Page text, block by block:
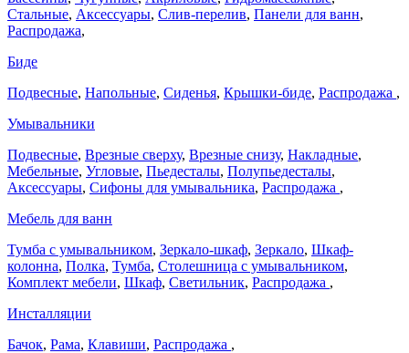
Стальные, Аксессуары, Слив-перелив, Панели для ванн,
Распродажа,
Биде
Подвесные, Напольные, Сиденья, Крышки-биде, Распродажа ,
Умывальники
Подвесные, Врезные сверху, Врезные снизу, Накладные,
Мебельные, Угловые, Пьедесталы, Полупьедесталы,
Аксессуары, Сифоны для умывальника, Распродажа ,
Мебель для ванн
Тумба с умывальником, Зеркало-шкаф, Зеркало, Шкаф-
колонна, Полка, Тумба, Столешница с умывальником,
Комплект мебели, Шкаф, Светильник, Распродажа ,
Инсталляции
Бачок, Рама, Клавиши, Распродажа ,